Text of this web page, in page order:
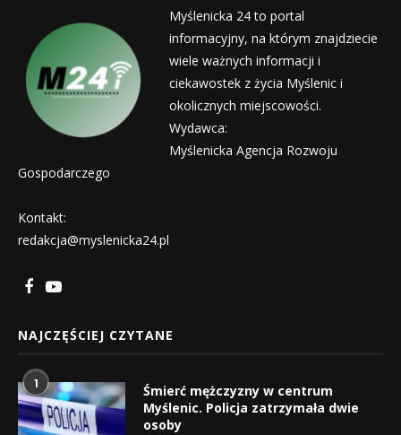
Myślenicka 24 to portal
informacyjny, na którym znajdziecie
wiele ważnych informacji i
ciekawostek z życia Myślenic i
okolicznych miejscowości.
Wydawca:
Myślenicka Agencja Rozwoju
Gospodarczego
Kontakt:
redakcja@myslenicka24.pl
NAJCZĘŚCIEJ CZYTANE
1
Śmierć mężczyzny w centrum
Myślenic. Policja zatrzymała dwie
osoby